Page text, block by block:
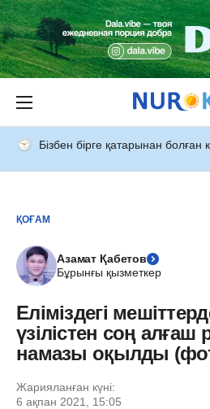
Бізбен бірге қатарынан болған
ҚОҒАМ
Азамат Қабетов
Бұрынғы қызметкер
Еліміздегі
үзілістен соң алғаш
намазы оқылды
Жарияланған күні:
6 ақпан 2021, 15:05